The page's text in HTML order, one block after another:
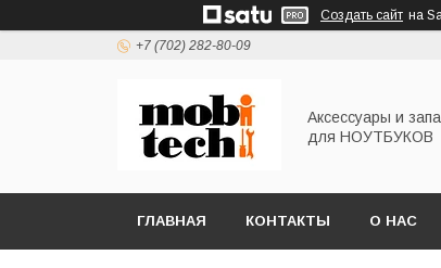
Создать сайт на
+7 (702) 282-80-09
Аксессуары и
для НОУТБУКОВ
ГЛАВНАЯ КОНТАКТЫ О НАС